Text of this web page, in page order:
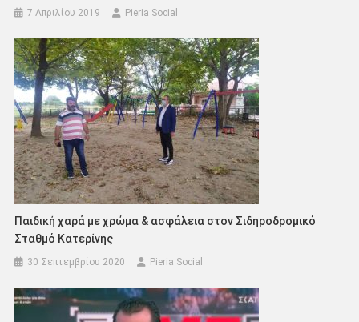
7 Απριλίου 2019 Pieria Social
Παιδική χαρά με χρώμα & ασφάλεια στον Σιδηροδρομικό
Σταθμό Κατερίνης
30 Σεπτεμβρίου 2020 Pieria Social